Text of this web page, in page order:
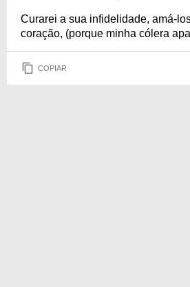
Curarei a sua infidelidade, amá-
coração, (porque minha cólera
COPIAR